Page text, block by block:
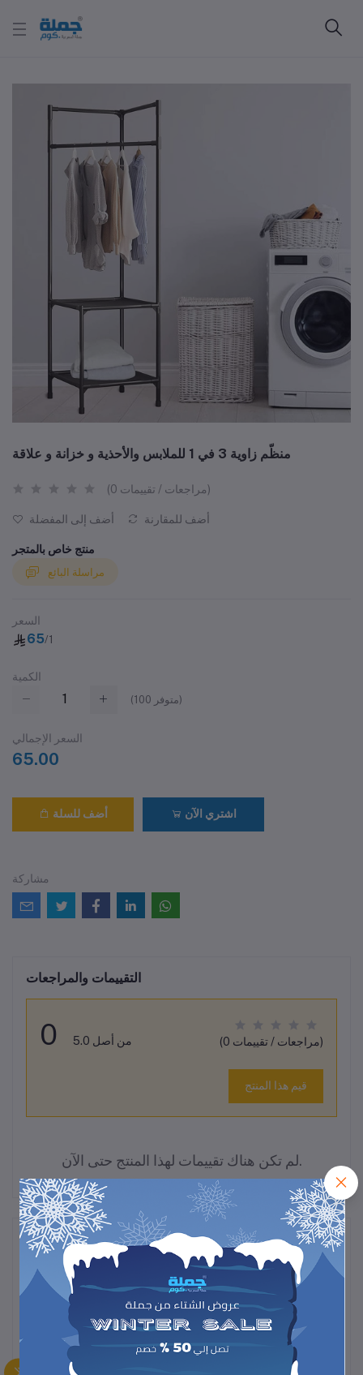
منظّم زاوية 3 في 1 للملابس والأحذية و خزانة و علاقة
(0 مراجعات / تقييمات)
أضف إلى المفضلة أضف للمقارنة
منتج خاص بالمتجر
مراسلة البائع
السعر
65/1
الكمية
(100 متوفر)
السعر الإجمالي
65.00
أضف للسلة اشتري الآن
مشاركة
التقييمات والمراجعات
0 من أصل 5.0 (0 مراجعات / تقييمات)
قيم هذا المنتج
لم تكن هناك تقييمات لهذا المنتج حتى الآن.
وصف
مع علاقة مدمجة لتوفير مساحة وترتيب أنيق في منزلك."